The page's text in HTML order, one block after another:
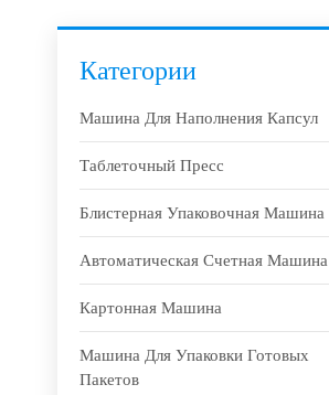
Категории
Машина Для Наполнения Капсул
Таблеточный Пресс
Блистерная Упаковочная Машина
Автоматическая Счетная Машина
Картонная Машина
Машина Для Упаковки Готовых
Пакетов